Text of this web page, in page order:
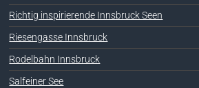
Richtig inspirierende Innsbruck Seen
Riesengasse Innsbruck
Rodelbahn Innsbruck
Salfeiner See